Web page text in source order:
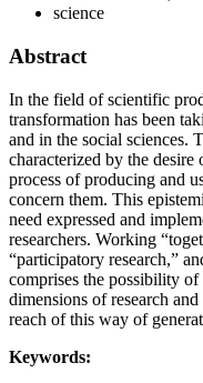
science
Abstract
In the field of scientific
transformation has been
and in the social sciences.
characterized by the
process of producing and
concern them. This
need expressed and
researchers. Working
“participatory research,”
comprises the possibility
dimensions of research
reach of this way of
Keywords: